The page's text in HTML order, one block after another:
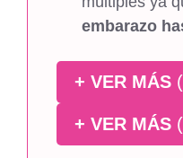
embarazo
+ VER MÁS
+ VER MÁS